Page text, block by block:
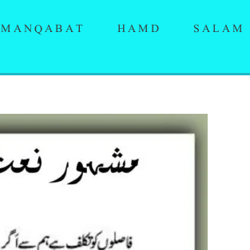
MANQABAT HAMD SALAM